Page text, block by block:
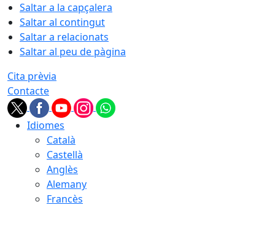
Saltar a la capçalera
Saltar al contingut
Saltar a relacionats
Saltar al peu de pàgina
Cita prèvia
Contacte
Idiomes
Català
Castellà
Anglès
Alemany
Francès